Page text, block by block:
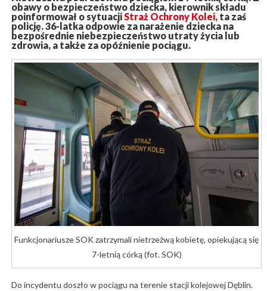
obawy o bezpieczeństwo dziecka, kierownik składu
poinformował o sytuacjiStraż Ochrony Kolei, ta zaś
policję. 36-latka odpowie za narażenie dziecka na
bezpośrednie niebezpieczeństwo utraty życia lub
zdrowia, a także za opóźnienie pociągu.
Funkcjonariusze SOK zatrzymali nietrzeźwą kobietę, opiekującą się
7-letnią córką (fot. SOK)
Do incydentu doszło w pociągu na terenie stacji kolejowej Dęblin.